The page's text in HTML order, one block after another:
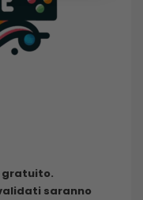
gratuito.
saranno